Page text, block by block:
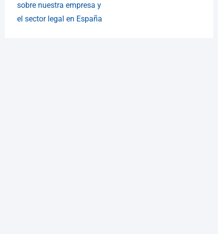
sobre nuestra empresa y
el sector legal en España